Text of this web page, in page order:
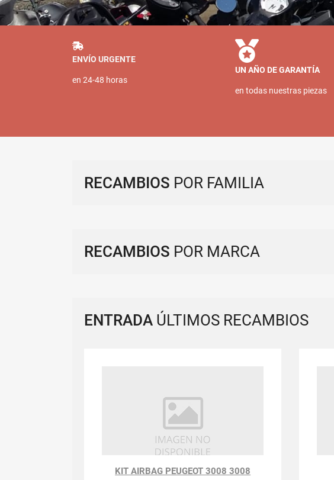
ENVÍO URGENTE
en 24-48 horas
UN AÑO DE GARANTÍA
en todas nuestras piezas
RECAMBIOS POR FAMILIA
RECAMBIOS POR MARCA
ENTRADA ÚLTIMOS RECAMBIOS
KIT AIRBAG PEUGEOT 3008 3008